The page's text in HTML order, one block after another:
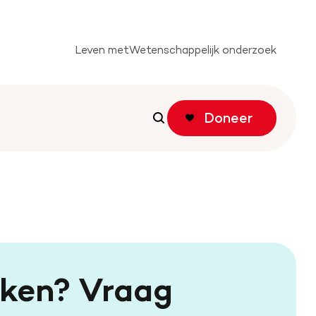
Leven metWetenschappelijk onderzoek
Zoeken
Doneer
Vraag